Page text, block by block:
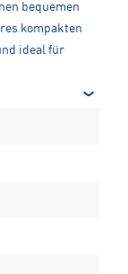
bequemen
kompakten
ideal für